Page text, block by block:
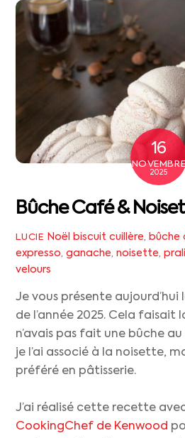
16
2025
Bûche Café &
LUCIE Noël biscuit cuillère, bûche
expresso,ganache,noisette,
velours
Je vous présente
de l’année 2025. Cela faisait
n’avais pas fait une bûche
je l’ai associé à la noisette,
préféré en pâtisserie.
J’ai réalisé cette recette
CookingChef de Kenwood